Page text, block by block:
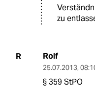
zu
R Rolf
25.07.2013,
§ 359 StPO